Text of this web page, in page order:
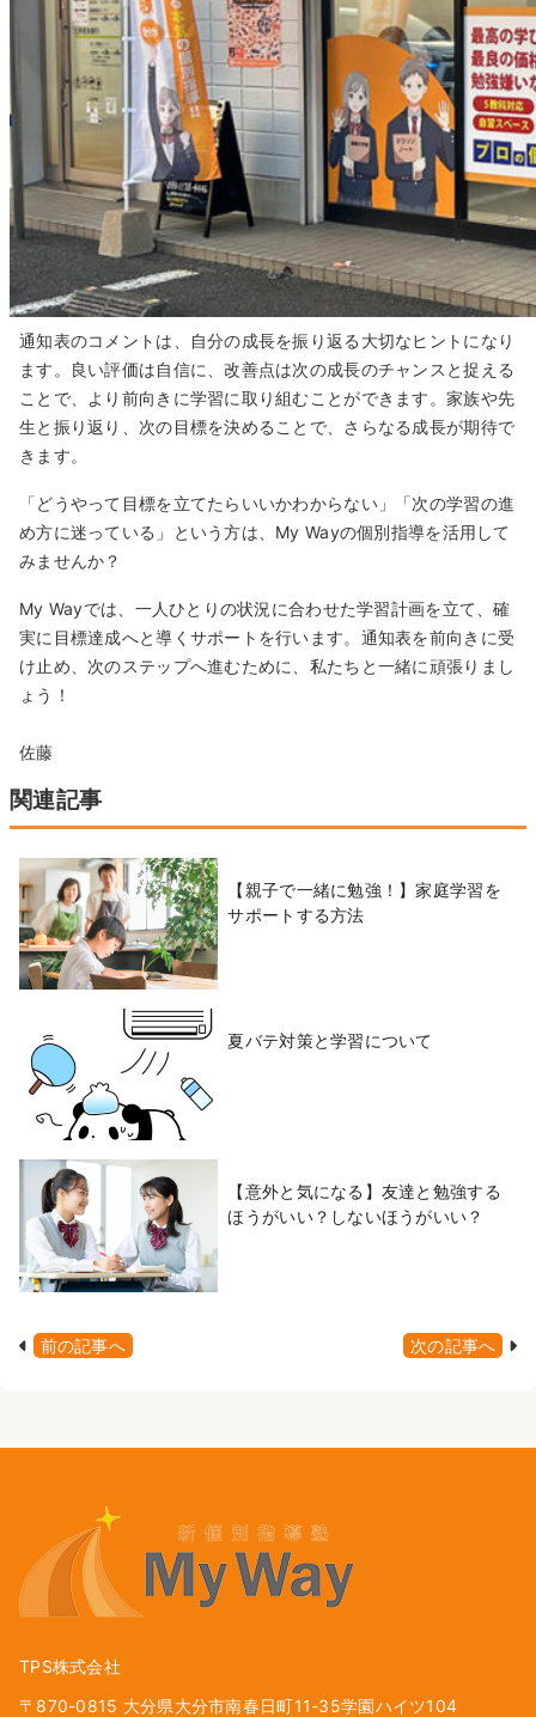
通知表のコメントは、自分の成長を振り返る大切なヒントになり
ます。良い評価は自信に、改善点は次の成長のチャンスと捉える
ことで、より前向きに学習に取り組むことができます。家族や先
生と振り返り、次の目標を決めることで、さらなる成長が期待で
きます。
「どうやって目標を立てたらいいかわからない」「次の学習の進
め方に迷っている」という方は、My Wayの個別指導を活用して
みませんか？
My Wayでは、一人ひとりの状況に合わせた学習計画を立て、確
実に目標達成へと導くサポートを行います。通知表を前向きに受
け止め、次のステップへ進むために、私たちと一緒に頑張りまし
ょう！
佐藤
関連記事
【親子で一緒に勉強！】家庭学習を
サポートする方法
夏バテ対策と学習について
【意外と気になる】友達と勉強する
ほうがいい？しないほうがいい？
前の記事へ 次の記事へ
TPS株式会社
〒870-0815 大分県大分市南春日町11-35学園ハイツ104